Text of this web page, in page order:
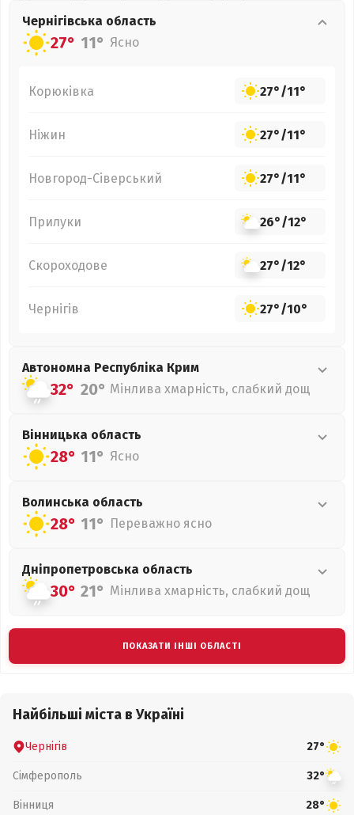
Чернігівська область
27° 11° Ясно
Корюківка 27°/11°
Ніжин 27°/11°
Новгород-Сіверський 27°/11°
Прилуки 26°/12°
Скороходове 27°/12°
Чернігів 27°/10°
Автономна Республіка Крим
32° 20° Мінлива хмарність, слабкий дощ
Вінницька область
28° 11° Ясно
Волинська область
28° 11° Переважно ясно
Дніпропетровська область
30° 21° Мінлива хмарність, слабкий дощ
ПОКАЗАТИ ІНШІ ОБЛАСТІ
Найбільші міста в Україні
Чернігів 27°
Сімферополь 32°
Вінниця 28°